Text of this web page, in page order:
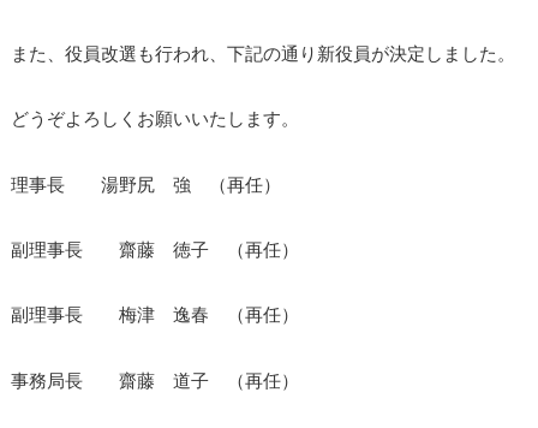
また、役員改選も行われ、下記の通り新役員が決定しました。
どうぞよろしくお願いいたします。
理事長 湯野尻 強 （再任）
副理事長 齋藤 徳子 （再任）
副理事長 梅津 逸春 （再任）
事務局長 齋藤 道子 （再任）